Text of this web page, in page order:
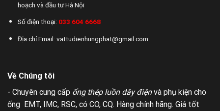
hoạch và đầu tư Hà Nội
Số điện thoại: 033 604 6668
Địa chỉ Email: vattudienhungphat@gmail.com
Về Chúng tôi
- Chuyên cung cấp ống thép luồn dây điệnvà phụ kiện cho
ống EMT, IMC, RSC, có CO, CQ. Hàng chính hãng. Giá tốt